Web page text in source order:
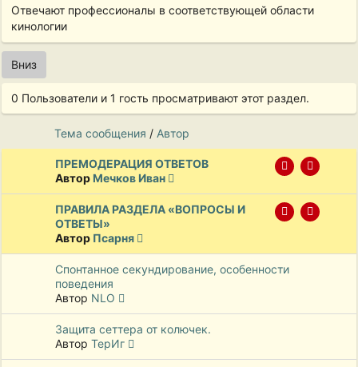
Отвечают профессионалы в соответствующей области
кинологии
Вниз
0 Пользователи и 1 гость просматривают этот раздел.
Тема сообщения / Автор
ПРЕМОДЕРАЦИЯ ОТВЕТОВ
АвторМечков Иван
ПРАВИЛА РАЗДЕЛА «ВОПРОСЫ И
ОТВЕТЫ»
Автор Псарня
Спонтанное секундирование, особенности
поведения
Автор NLO
Защита сеттера от колючек.
Автор ТерИг